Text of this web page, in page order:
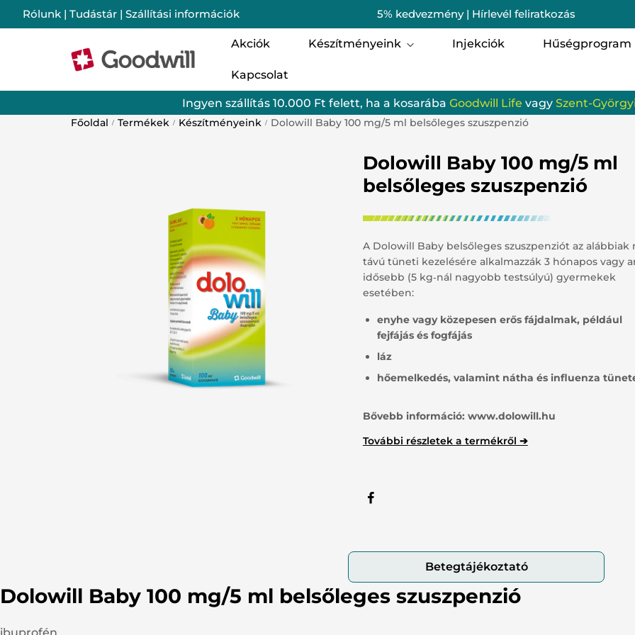
Rólunk | Tudástár | Szállítási információk 5% kedvezmény | Hírlevél feliratkozás
Akciók Készítményeink
Csomagok Szent-Györgyi Albert
Mozgásszervi termékek Szem, Látás
Babatervezés Gyerekeknek
Szellemi frissesség és egyensúly Emésztőrendszer
Speciális támogatás
Vény nélkül kapható gyógyszerek
Injekciók Hűségprogram
Kapcsolat
Ingyen szállítás 10.000 Ft felett, ha a kosarába Goodwill Life vagy Szent-
Főoldal / Termékek / Készítményeink / Dolowill Baby 100 mg/5 ml belsőleges szuszpenzió
Dolowill Baby 100 mg/5 ml
belsőleges szuszpenzió
A Dolowill Baby belsőleges szuszpenziót az alábbiak
távú tüneti kezelésére alkalmazzák 3 hónapos vagy
idősebb (5 kg‑nál nagyobb testsúlyú) gyermekek
esetében:
enyhe vagy közepesen erős fájdalmak, például
fejfájás és fogfájás
láz
hőemelkedés, valamint nátha és influenza
Bővebb információ: www.dolowill.hu
További részletek a termékről ➔
Betegtájékoztató
Dolowill Baby 100 mg/5 ml belsőleges szuszpenzió